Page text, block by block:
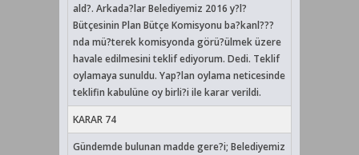
ald?. Arkada?lar Belediyemiz 2016 y?l?
Bütçesinin Plan Bütçe Komisyonu ba?kanl???
nda mü?terek komisyonda görü?ülmek üzere
havale edilmesini teklif ediyorum. Dedi. Teklif
oylamaya sunuldu. Yap?lan oylama neticesinde
teklifin kabulüne oy birli?i ile karar verildi.
KARAR 74
Gündemde bulunan madde gere?i; Belediyemiz